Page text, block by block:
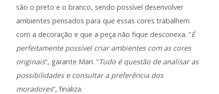
são o preto e o branco, sendo possível desenvolver
ambientes pensados para que essas cores trabalhem
com a decoração e que a peça não fique desconexa. “É
perfeitamente possível criar ambientes com as cores
originais“, garante Mari. “Tudo é questão de analisar as
possibilidades e consultar a preferência dos
moradores“, finaliza.